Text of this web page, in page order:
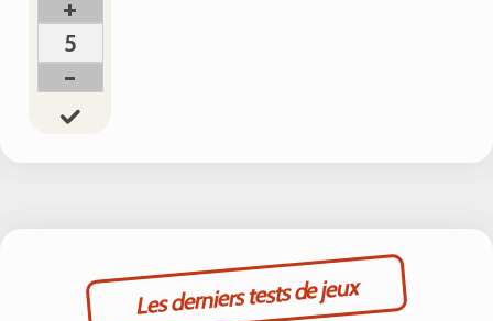
+
5
-
Les derniers tests de jeux